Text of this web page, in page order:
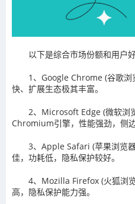
以下是综合市场份额和用户
1、Google Chrome (谷歌
快、扩展生态极其丰富。
2、Microsoft Edge (微软浏
Chromium引擎，性能强劲，侧
3、Apple Safari (苹果浏览
佳，功耗低，隐私保护较好。
4、Mozilla Firefox (火狐浏
高，隐私保护能力强。